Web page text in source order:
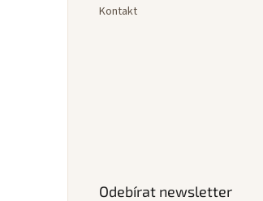
Kontakt
Odebírat newsletter